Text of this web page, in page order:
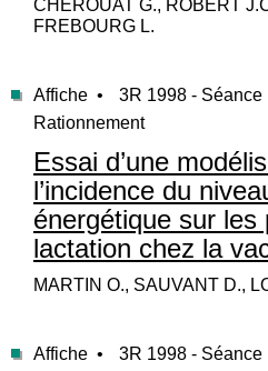
CHEROUAT G., ROBERT
FREBOURG L.
Affiche •
3R 1998 - Séance
Rationnement
Essai d’une
l’incidence du
énergétique sur
lactation chez la
MARTIN O., SAUVANT D.,
Affiche •
3R 1998 - Séance